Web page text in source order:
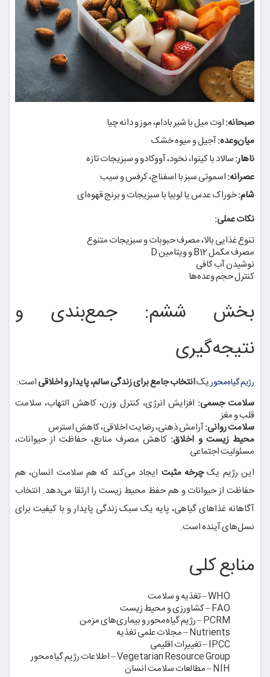
صبحانه:اوت میل با شیر بادام، موز و دانه چیا
میان‌وعده:آجیل و میوه خشک
ناهار:سالاد با کینوا، نخود، آووکادو و سبزیجات تازه
عصرانه:اسموتی سبز با اسفناج، کرفس و سیب
شام:خوراک عدس یا لوبیا با سبزیجات و برنج قهوه‌ای
نکات عملی:
تنوع غذایی بالا، مصرف حبوبات و سبزیجات متنوع
مصرف مکمل B12 و ویتامین D
نوشیدن آب کافی
کنترل حجم وعده‌ها
بخش ششم: جمع‌بندی و
نتیجه‌گیری
رژیم گیاه‌محوریکانتخاب جامع برای زندگی سالم، پایدار و اخلاقیاست:
سلامت جسمی: افزایش انرژی، کنترل وزن، کاهش التهاب، سلامت
قلب و مغز
سلامت روانی:آرامش ذهنی، رضایت اخلاقی، کاهش استرس
محیط زیست و اخلاق: کاهش مصرف منابع، حفاظت از حیوانات،
مسئولیت اجتماعی
این رژیم یکچرخه مثبت ایجاد می‌کند که هم سلامت انسان، هم
حفاظت از حیوانات و هم حفظ محیط زیست را ارتقا می‌دهد. انتخاب
آگاهانه غذاهای گیاهی، پایه یک سبک زندگی پایدار و با کیفیت برای
نسل‌های آینده است.
منابع کلی
WHO – تغذیه و سلامت
FAO – کشاورزی و محیط زیست
PCRM – رژیم گیاه‌محور و بیماری‌های مزمن
Nutrients – مجلات علمی تغذیه
IPCC – تغییرات اقلیمی
Vegetarian Resource Group – اطلاعات رژیم گیاه‌محور
NIH – مطالعات سلامت انسان